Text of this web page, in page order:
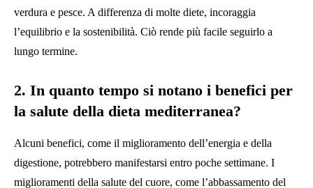
verdura e pesce. A differenza di molte diete, incoraggia
l’equilibrio e la sostenibilità. Ciò rende più facile seguirlo a
lungo termine.
2. In quanto tempo si notano i benefici per
la salute della dieta mediterranea?
Alcuni benefici, come il miglioramento dell’energia e della
digestione, potrebbero manifestarsi entro poche settimane. I
miglioramenti della salute del cuore, come l’abbassamento del